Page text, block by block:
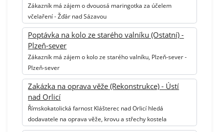
Zákazník má zájem o dvouosá maringotka za účelem
včelaření - Žďár nad Sázavou
Poptávka na kolo ze starého valníku (Ostatní) -
Plzeň-sever
Zákazník má zájem o kolo ze starého valníku, Plzeň-sever -
Plzeň-sever
Zakázka na oprava věže (Rekonstrukce) - Ústí
nad Orlicí
Římskokatolická farnost Klášterec nad Orlicí hledá
dodavatele na oprava věže, krovu a střechy kostela